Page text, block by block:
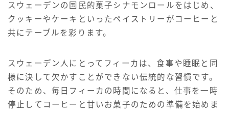
スウェーデンの国民的菓子シナモンロールをはじめ、
クッキーやケーキといったペイストリーがコーヒーと
共にテーブルを彩ります。
スウェーデン人にとってフィーカは、食事や睡眠と同
様に決して欠かすことができない伝統的な習慣です。
そのため、毎日フィーカの時間になると、仕事を一時
停止してコーヒーと甘いお菓子のための準備を始めま